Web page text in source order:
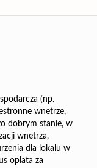
(np.
wnetrze,
dobrym stanie, w
wnetrza,
dla lokalu w
oplata za